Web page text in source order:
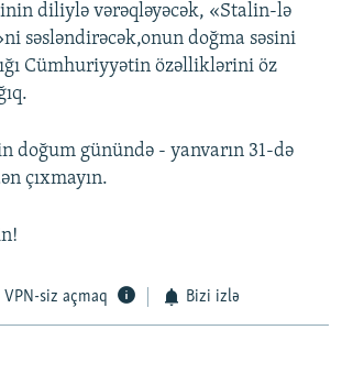
diliylə vərəqləyəcək, «Stalin-lə
səsləndirəcək,onun doğma səsini
Cümhuriyyətin özəlliklərini öz
doğum günündə - yanvarın 31-də
çıxmayın.
VPN-siz açmaq Bizi izlə